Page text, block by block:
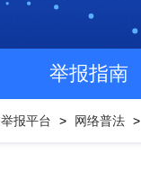
举报指南
举报平台 > 网络普法 >